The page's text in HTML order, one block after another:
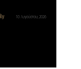
10 Αυγούστου, 2026